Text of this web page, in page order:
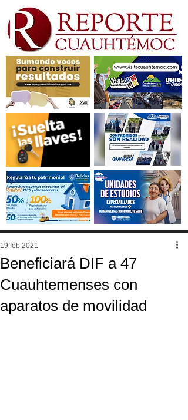
Beneficiará DIF a 47
Cuauhtemenses con
aparatos de movilidad
19 feb 2021